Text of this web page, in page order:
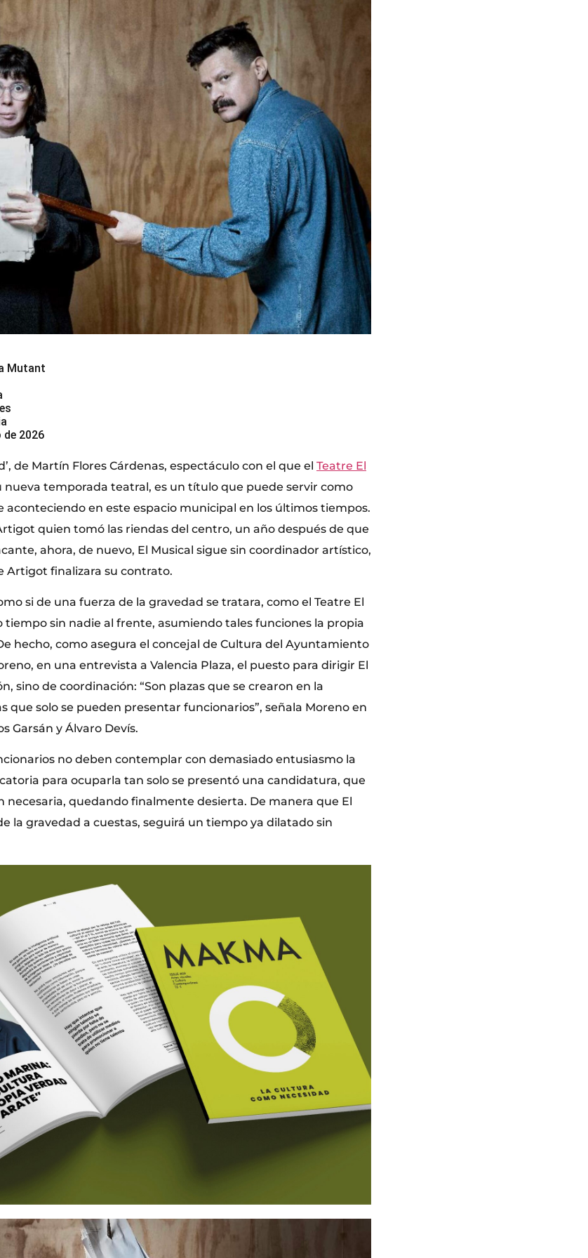
Mutant
de 2026
de Martín Flores Cárdenas, espectáculo con el que el Teatre El
nueva temporada teatral, es un título que puede servir como
aconteciendo en este espacio municipal en los últimos tiempos.
quien tomó las riendas del centro, un año después de que
ahora, de nuevo, El Musical sigue sin coordinador artístico,
Artigot finalizara su contrato.
si de una fuerza de la gravedad se tratara, como el Teatre El
tiempo sin nadie al frente, asumiendo tales funciones la propia
hecho, como asegura el concejal de Cultura del Ayuntamiento
en una entrevista a Valencia Plaza, el puesto para dirigir El
sino de coordinación: “Son plazas que se crearon en la
que solo se pueden presentar funcionarios”, señala Moreno en
Garsán y Álvaro Devís.
no deben contemplar con demasiado entusiasmo la
para ocuparla tan solo se presentó una candidatura, que
necesaria, quedando finalmente desierta. De manera que El
la gravedad a cuestas, seguirá un tiempo ya dilatado sin